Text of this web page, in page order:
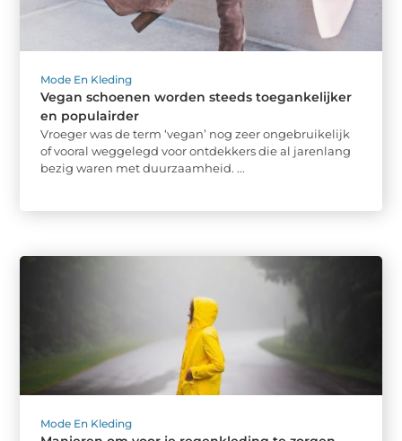
Mode En Kleding
Vegan schoenen worden steeds toegankelijker
en populairder
Vroeger was de term ‘vegan’ nog zeer ongebruikelijk
of vooral weggelegd voor ontdekkers die al jarenlang
bezig waren met duurzaamheid. ...
Mode En Kleding